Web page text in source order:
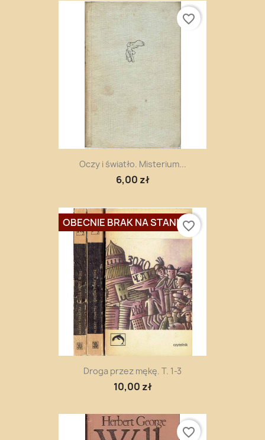
Oczy i światło. Misterium...
6,00 zł
favorite_border
Droga przez mękę. T. 1-3
10,00 zł
OBECNIE BRAK NA STANIEfavorite_border
favorite_border